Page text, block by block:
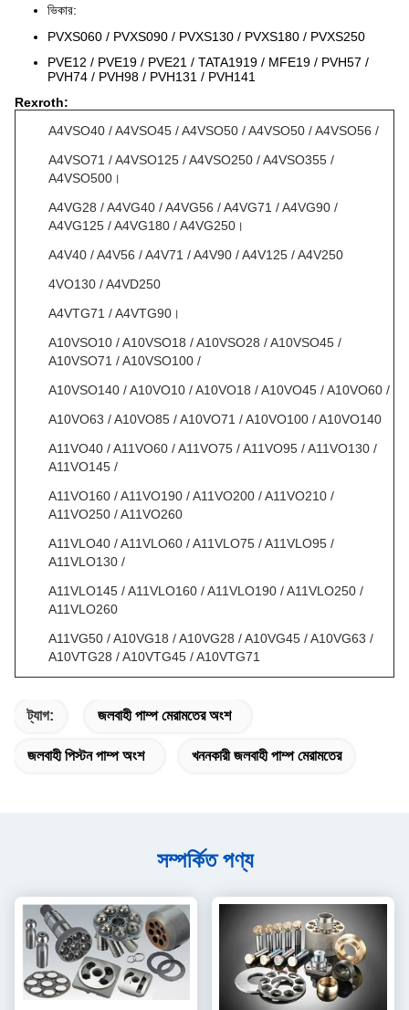
ভিকার:
PVXS060 / PVXS090 / PVXS130 / PVXS180 / PVXS250
PVE12 / PVE19 / PVE21 / TATA1919 / MFE19 / PVH57 /
PVH74 / PVH98 / PVH131 / PVH141
Rexroth:
A4VSO40 / A4VSO45 / A4VSO50 / A4VSO50 / A4VSO56 /
A4VSO71 / A4VSO125 / A4VSO250 / A4VSO355 /
A4VSO500।
A4VG28 / A4VG40 / A4VG56 / A4VG71 / A4VG90 /
A4VG125 / A4VG180 / A4VG250।
A4V40 / A4V56 / A4V71 / A4V90 / A4V125 / A4V250
4VO130 / A4VD250
A4VTG71 / A4VTG90।
A10VSO10 / A10VSO18 / A10VSO28 / A10VSO45 /
A10VSO71 / A10VSO100 /
A10VSO140 / A10VO10 / A10VO18 / A10VO45 / A10VO60 /
A10VO63 / A10VO85 / A10VO71 / A10VO100 / A10VO140
A11VO40 / A11VO60 / A11VO75 / A11VO95 / A11VO130 /
A11VO145 /
A11VO160 / A11VO190 / A11VO200 / A11VO210 /
A11VO250 / A11VO260
A11VLO40 / A11VLO60 / A11VLO75 / A11VLO95 /
A11VLO130 /
A11VLO145 / A11VLO160 / A11VLO190 / A11VLO250 /
A11VLO260
A11VG50 / A10VG18 / A10VG28 / A10VG45 / A10VG63 /
A10VTG28 / A10VTG45 / A10VTG71
ট্যাগ: জলবাহী পাম্প মেরামতের অংশ
জলবাহী পিস্টন পাম্প অংশ খননকারী জলবাহী পাম্প মেরামতের
সম্পর্কিত পণ্য